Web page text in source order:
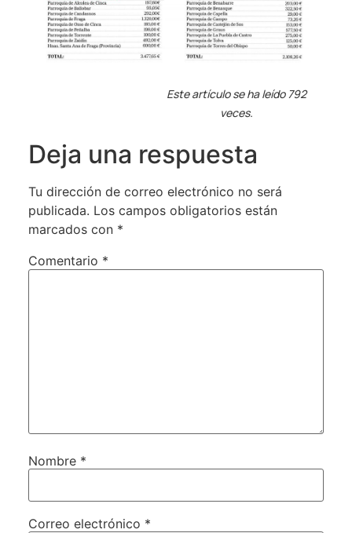
Este artículo se ha leído 792
veces.
Deja una respuesta
Tu dirección de correo electrónico no será
publicada. Los campos obligatorios están
marcados con *
Comentario *
Nombre *
Correo electrónico *